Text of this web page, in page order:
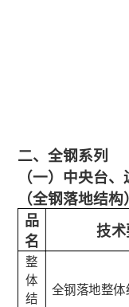
实验室建造布局
洁净厂房工程
二、全钢系列
（一）中央台
（全钢落地结构
品
名
技
整
体
结
全钢落地整体